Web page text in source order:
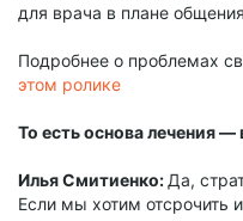
для врача в плане
Подробнее о проблемах
этом ролике
То есть основа лечения
Илья Смитиенко: Да,
Если мы хотим отсрочить